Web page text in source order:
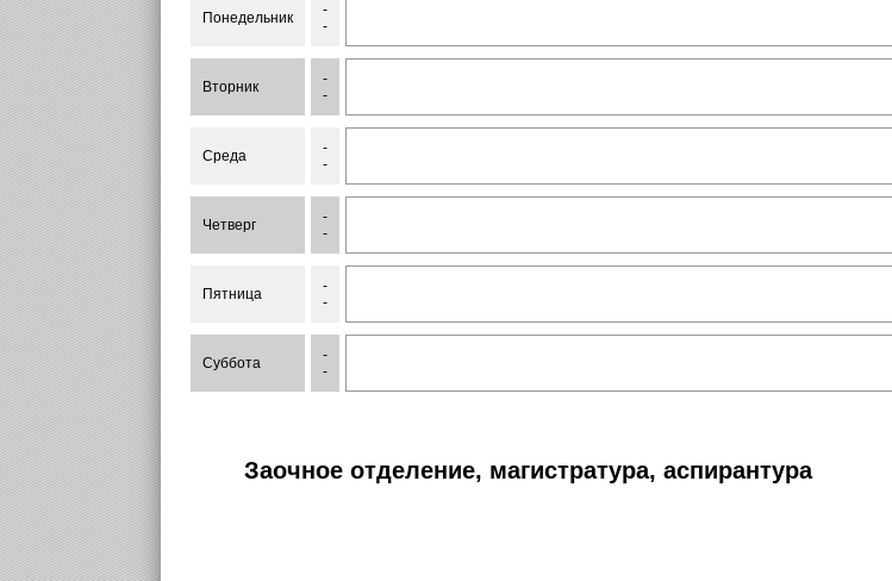
Понедельник
-
-
Вторник
-
-
Среда
-
-
Четверг
-
-
Пятница
-
-
Суббота
-
-
Заочное отделение, магистратура, аспирантура